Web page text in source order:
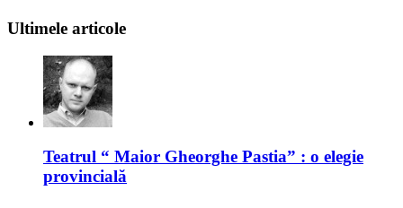
Ultimele articole
Teatrul “ Maior Gheorghe Pastia” : o elegie
provincială